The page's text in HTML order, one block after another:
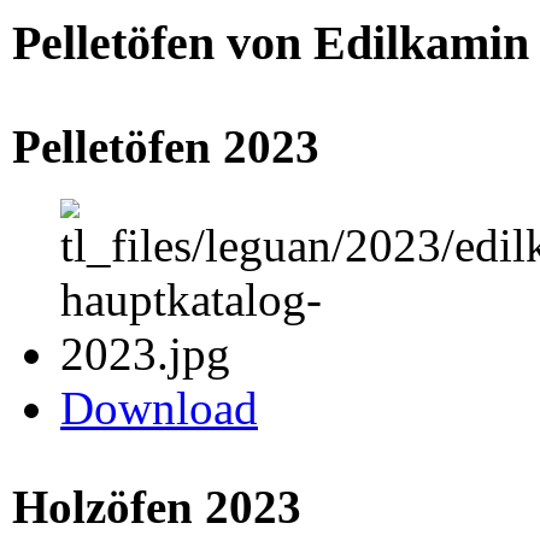
Pelletöfen von
Pelletöfen 2023
Download
Holzöfen 2023